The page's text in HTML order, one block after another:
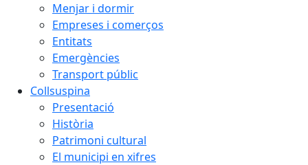
Menjar i dormir
Empreses i comerços
Entitats
Emergències
Transport públic
Collsuspina
Presentació
Història
Patrimoni cultural
El municipi en xifres